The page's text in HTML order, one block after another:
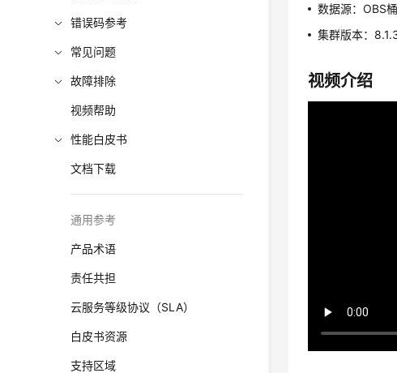
错误码参考
常见问题
故障排除
视频帮助
性能白皮书
文档下载
通用参考
产品术语
责任共担
云服务等级协议（SLA）
白皮书资源
支持区域
数据源：OBS
集群版本：
视频介绍